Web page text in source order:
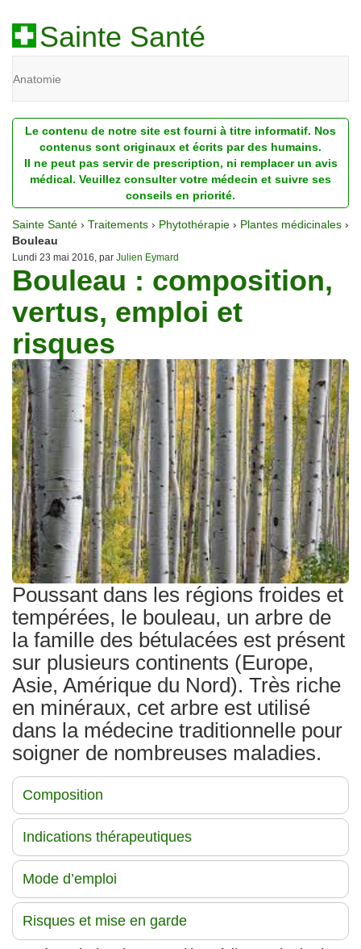
Sainte Santé
Anatomie
Diagnostic
Dossiers
Homéopathie
Nutrition
Pathologie
Psychologie
Recherches
Traitements
Le contenu de notre site est fourni à titre informatif. Nos
contenus sont originaux et écrits par des humains.
Il ne peut pas servir de prescription, ni remplacer un avis
médical. Veuillez consulter votre médecin et suivre ses
conseils en priorité.
Sainte Santé › Traitements › Phytothérapie › Plantes médicinales ›
Bouleau
Lundi 23 mai 2016, par Julien Eymard
Bouleau : composition,
vertus, emploi et
risques
Poussant dans les régions froides et
tempérées, le bouleau, un arbre de
la famille des bétulacées est présent
sur plusieurs continents (Europe,
Asie, Amérique du Nord). Très riche
en minéraux, cet arbre est utilisé
dans la médecine traditionnelle pour
soigner de nombreuses maladies.
Composition
Indications thérapeutiques
Mode d’emploi
Risques et mise en garde